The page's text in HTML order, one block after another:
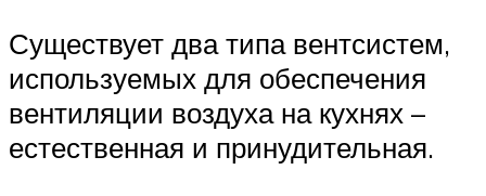
Существует два типа вентсистем,
используемых для обеспечения
вентиляции воздуха на кухнях –
естественная и принудительная.